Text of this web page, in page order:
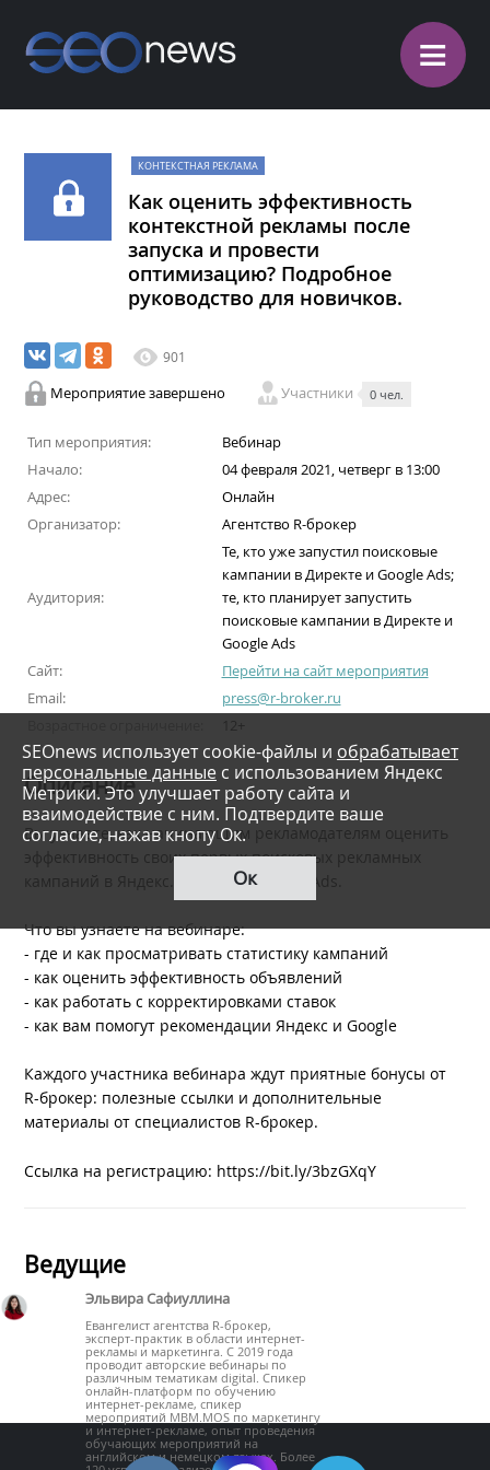
≡
КОНТЕКСТНАЯ РЕКЛАМА
Как оценить эффективность
контекстной рекламы после
запуска и провести
оптимизацию? Подробное
руководство для новичков.
901
Мероприятие завершено Участники 0 чел.
Тип мероприятия:
Вебинар
Начало:
04 февраля 2021, четверг в 13:00
Адрес:
Онлайн
Организатор:
Агентство R-брокер
Аудитория:
Те, кто уже запустил поисковые
кампании в Директе и Google Ads;
те, кто планирует запустить
поисковые кампании в Директе и
Google Ads
Сайт:
Перейти на сайт мероприятия
Email:
press@r-broker.ru
12+
Описание
Вы узнаете, как начинающим рекламодателям оценить
эффективность своих первых поисковых рекламных
кампаний в Яндекс.Директе и Google Ads.
Что вы узнаете на вебинаре:
- где и как просматривать статистику кампаний
- как оценить эффективность объявлений
- как работать с корректировками ставок
- как вам помогут рекомендации Яндекс и Google
Каждого участника вебинара ждут приятные бонусы от
R-брокер: полезные ссылки и дополнительные
материалы от специалистов R-брокер.
Ссылка на регистрацию: https://bit.ly/3bzGXqY
Ведущие
Эльвира Сафиуллина
Евангелист агентства R-брокер,
эксперт-практик в области интернет-
рекламы и маркетинга. С 2019 года
проводит авторские вебинары по
различным тематикам digital. Спикер
онлайн-платформ по обучению
интернет-рекламе, спикер
мероприятий MBM.MOS по маркетингу
и интернет-рекламе, опыт проведения
обучающих мероприятий на
английском и немецком языках. Более
SEOnews использует cookie-файлы и обрабатывает
персональные данные с использованием Яндекс
Метрики. Это улучшает работу сайта и
взаимодействие с ним. Подтвердите ваше
согласие, нажав кнопу Ок.
Ок